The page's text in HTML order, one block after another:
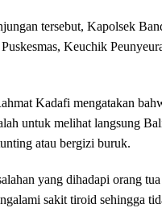
tersebut, Kapolsek
Keuchik
Kadafi mengatakan
untuk melihat langsung
atau bergizi buruk.
yang dihadapi orang
sakit tiroid sehingga